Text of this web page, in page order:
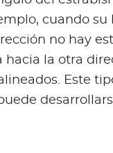
cuando su
no hay
hacia la otra
Este